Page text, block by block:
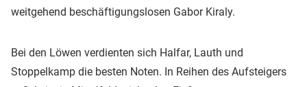
weitgehend beschäftigungslosen Gabor Kiraly.
Bei den Löwen verdienten sich Halfar, Lauth und
Stoppelkamp die besten Noten. In Reihen des Aufsteigers